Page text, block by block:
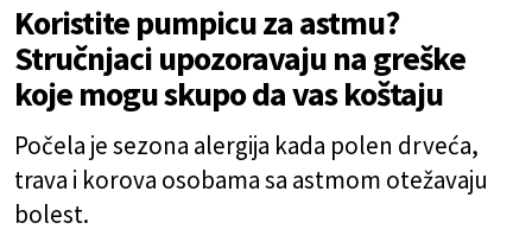
Koristite pumpicu za astmu?
Stručnjaci upozoravaju na greške
koje mogu skupo da vas koštaju
Počela je sezona alergija kada polen drveća,
trava i korova osobama sa astmom otežavaju
bolest.